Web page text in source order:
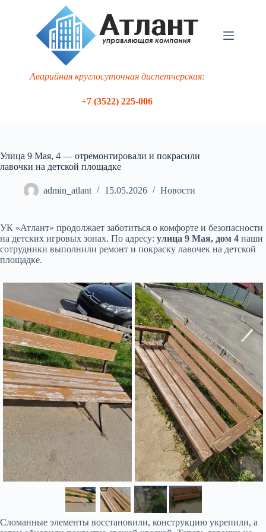
Аварийная круглосуточная диспетчерская:
+7 (3522) 225-006
Улица 9 Мая, 4 — отремонтировали и покрасили
лавочки на детской площадке
admin_atlant 15.05.2026 Новости
УК «Атлант» продолжает заботиться о комфорте и безопасности
на детских игровых зонах. По адресу: улица 9 Мая, дом 4 наши
сотрудники выполнили ремонт и покраску лавочек на детской
площадке.
Сломанные элементы восстановили, конструкцию укрепили, а